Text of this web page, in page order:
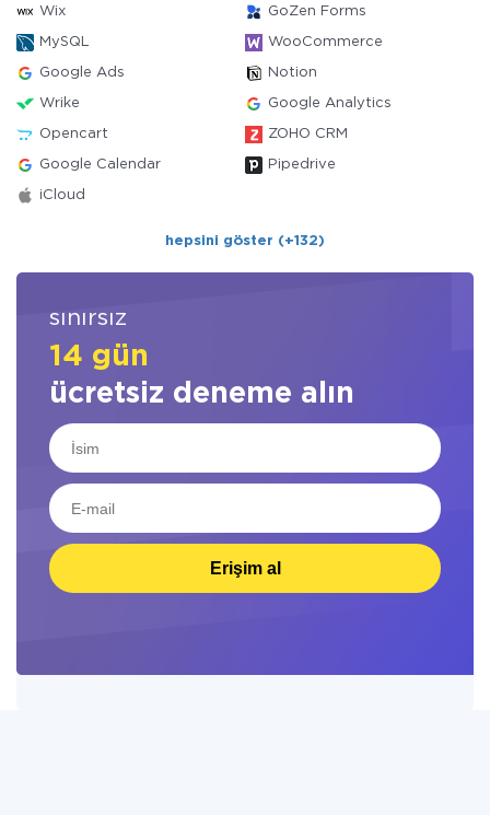
Wix GoZen Forms
MySQL WooCommerce
Google Ads Notion
Wrike Google Analytics
Opencart ZOHO CRM
Google Calendar Pipedrive
iCloud
hepsini göster (+132)
sınırsız
14 gün
ücretsiz deneme alın
Erişim al